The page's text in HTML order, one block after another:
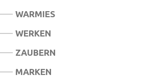
WARMIES
WERKEN
ZAUBERN
MARKEN